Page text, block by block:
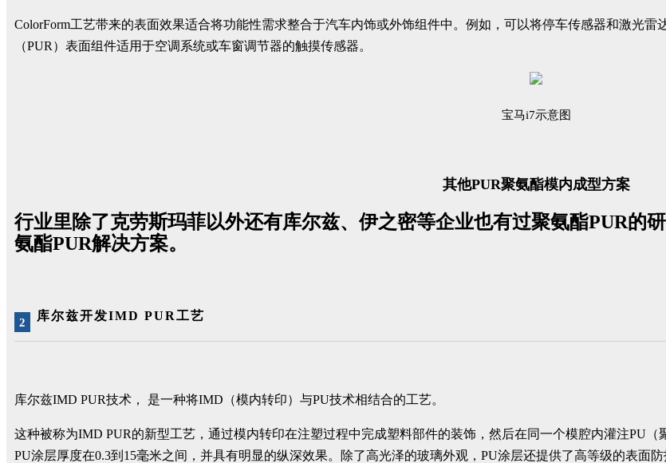
ColorForm工艺带来的表面效果适合将功能性需求整合于汽车内饰或外饰组件中。例如，可以将停车传感器和激光
（PUR）表面组件适用于空调系统或车窗调节器的触摸传感器。
宝马i7示意图
其他PUR聚氨酯模内成型方案
行业里除了克劳斯玛菲以外还有库尔兹、伊之密等企业也有过聚氨酯PUR的
氨酯PUR解决方案。
2 库尔兹开发IMD PUR工艺
库尔兹IMD PUR技术， 是一种将IMD（模内转印）与PU技术相结合的工艺。
这种被称为IMD PUR的新型工艺，通过模内转印在注塑过程中完成塑料部件的装饰，然后在同一个模腔内灌注PU
PU涂层厚度在0.3到15毫米之间，并具有明显的纵深效果。除了高光泽的玻璃外观，PU涂层还提供了高等级的表面